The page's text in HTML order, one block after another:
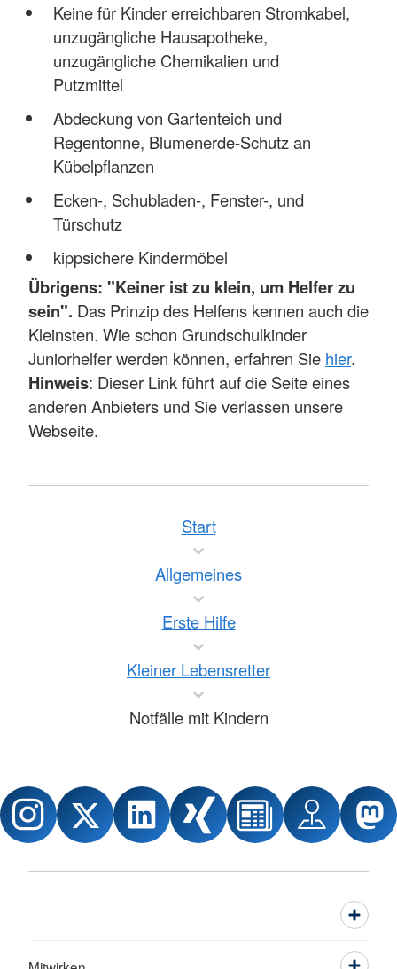
Keine für Kinder erreichbaren Stromkabel,
unzugängliche Hausapotheke,
unzugängliche Chemikalien und
Putzmittel
Abdeckung von Gartenteich und
Regentonne, Blumenerde-Schutz an
Kübelpflanzen
Ecken-, Schubladen-, Fenster-, und
Türschutz
kippsichere Kindermöbel
Übrigens: "Keiner ist zu klein, um Helfer zu
sein". Das Prinzip des Helfens kennen auch die
Kleinsten. Wie schon Grundschulkinder
Juniorhelfer werden können, erfahren Sie hier.
Hinweis: Dieser Link führt auf die Seite eines
anderen Anbieters und Sie verlassen unsere
Webseite.
Start
Allgemeines
Erste Hilfe
Kleiner Lebensretter
Notfälle mit Kindern